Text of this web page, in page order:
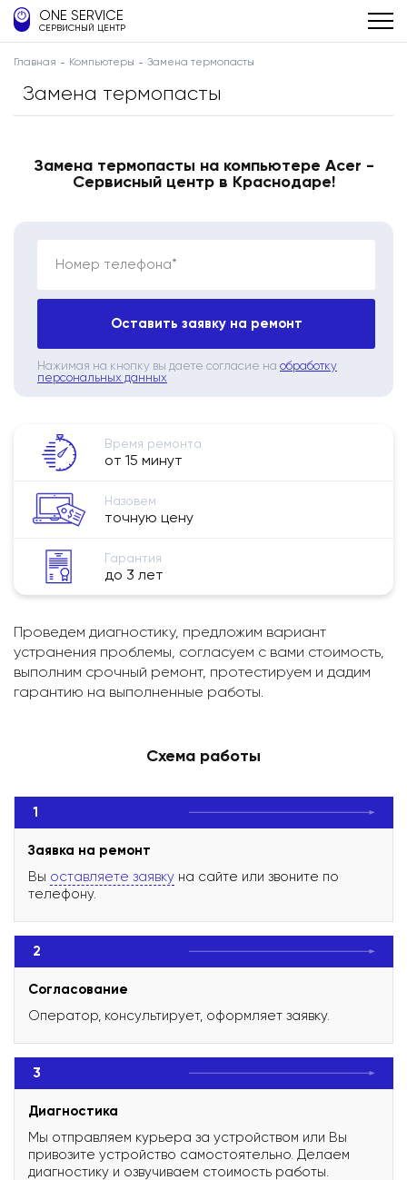
ONE SERVICE
СЕРВИСНЫЙ ЦЕНТР
Главная Компьютеры Замена термопасты
Замена термопасты
Замена термопасты на компьютере Acer -
Сервисный центр в Краснодаре!
Номер телефона*
Оставить заявку на ремонт
Нажимая на кнопку вы даете согласие на обработку
персональных данных
Время ремонта
от 15 минут
Назовем
точную цену
Гарантия
до 3 лет
Проведем диагностику, предложим вариант
устранения проблемы, согласуем с вами стоимость,
выполним срочный ремонт, протестируем и дадим
гарантию на выполненные работы.
Схема работы
1
Заявка на ремонт
Вы оставляете заявку на сайте или звоните по
телефону.
2
Согласование
Оператор, консультирует, оформляет заявку.
3
Диагностика
Мы отправляем курьера за устройством или Вы
привозите устройство самостоятельно. Делаем
диагностику и озвучиваем стоимость работы.